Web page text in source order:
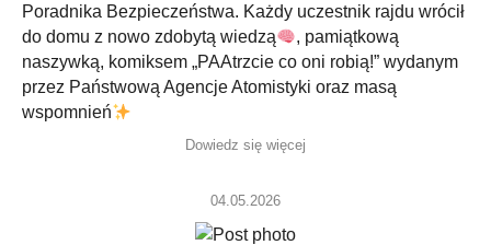
Poradnika Bezpieczeństwa. Każdy uczestnik rajdu wrócił
do domu z nowo zdobytą wiedzą
, pamiątkową
naszywką, komiksem „PAAtrzcie co oni robią!” wydanym
przez Państwową Agencje Atomistyki oraz masą
wspomnień
Dowiedz się więcej
04.05.2026